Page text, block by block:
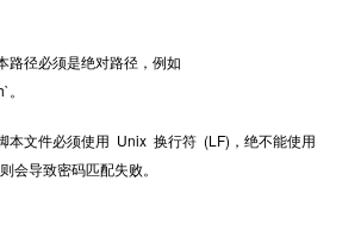
必须是绝对路径，例如
件必须使用 Unix 换行符 (LF)，绝不能使用
导致密码匹配失败。